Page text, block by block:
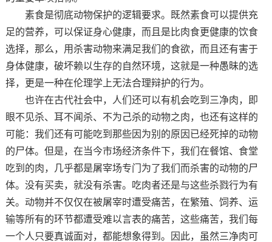
素食是彻底动物保护的逻辑要求。既然素食可以提供充
足的营养，可以保证身心健康，而且是比肉食更健康的饮食
选择，那么，用杀害动物来满足我们的食欲，而且还有害于
身体健康，破坏赖以生存的自然环境，这就是一种愚昧的选
择，更是一种在伦理学上无法合理辩护的行为。
也许在古代社会中，人们还可以有机会吃到三净肉，即
眼不见杀、耳不闻杀、不为己杀的动物之肉，也还有这样的
可能：我们还有可能吃到那些因为别的原因已经死掉的动物
的尸体。但是，在当今市场经济条件下，我们在餐馆、食堂
吃到的肉，几乎都是屠宰场专门为了我们而杀害的动物的尸
体。没有买卖，就没有杀害。吃肉者还是与这些杀戮行为有
关。动物并不仅仅在被屠宰时遭受痛苦，在繁殖、饲养、运
输等所有的环节都遭受难以言表的痛苦，这些痛苦，我们每
一个人只要真诚面对，都能想象得到。因此，虽然三净肉可